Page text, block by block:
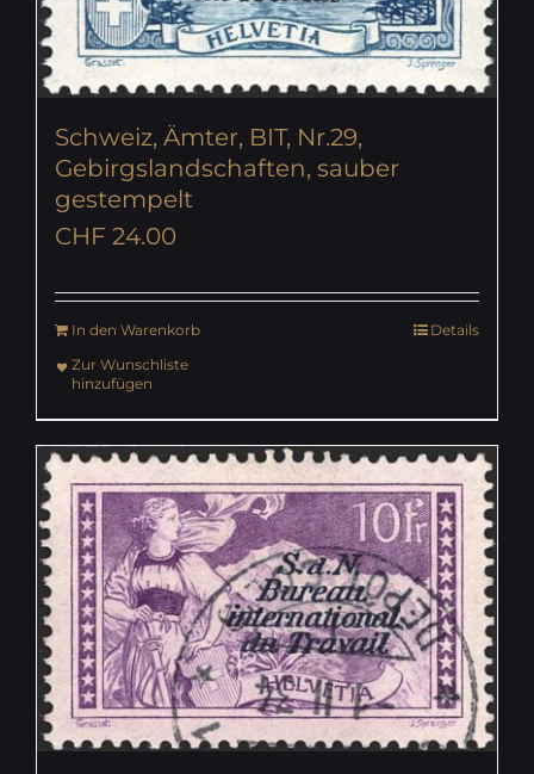
Schweiz, Ämter, BIT, Nr.29,
Gebirgslandschaften, sauber
gestempelt
CHF 24.00
In den Warenkorb
Details
Zur Wunschliste
hinzufügen